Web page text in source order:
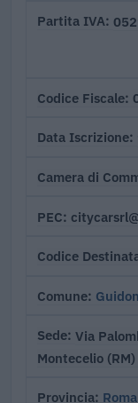
Partita IVA
Codice Fiscale
Data Iscrizione
Camera di
PEC
Codice
Comune
Sede Via
Montecelio (RM)
Provincia Roma